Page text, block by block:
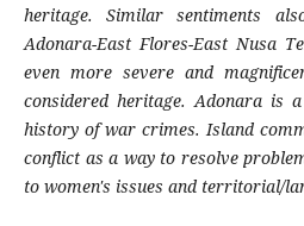
heritage. Similar sentiments
Adonara-East Flores-East Nusa
even more severe and
considered heritage. Adonara is
history of war crimes. Island
conflict as a way to resolve
to women's issues and territorial/